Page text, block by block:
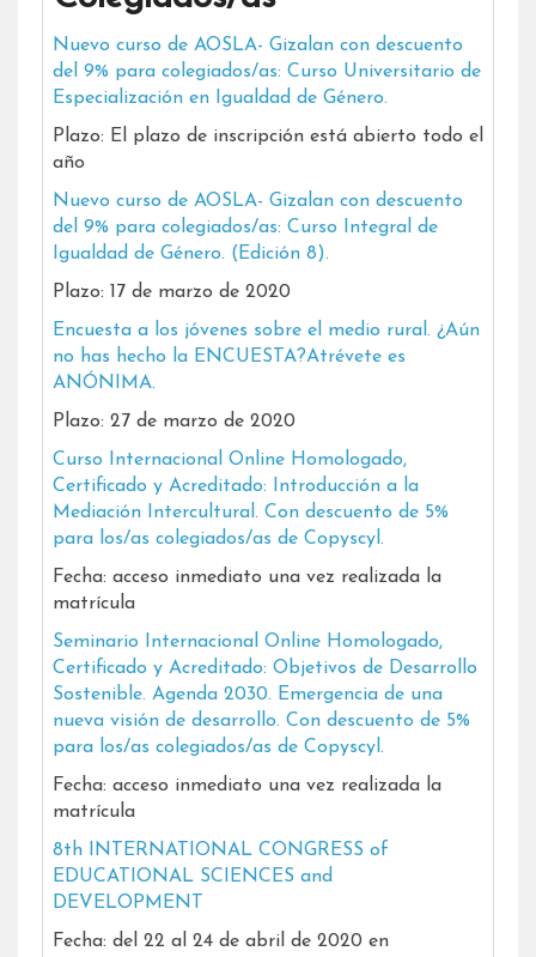
Nuevo curso de AOSLA- Gizalan con descuento
del 9% para colegiados/as: Curso Universitario de
Especialización en Igualdad de Género.
Plazo: El plazo de inscripción está abierto todo el
año
Nuevo curso de AOSLA- Gizalan con descuento
del 9% para colegiados/as: Curso Integral de
Igualdad de Género. (Edición 8).
Plazo: 17 de marzo de 2020
Encuesta a los jóvenes sobre el medio rural. ¿Aún
no has hecho la ENCUESTA?Atrévete es
ANÓNIMA.
Plazo: 27 de marzo de 2020
Curso Internacional Online Homologado,
Certificado y Acreditado: Introducción a la
Mediación Intercultural. Con descuento de 5%
para los/as colegiados/as de Copyscyl.
Fecha: acceso inmediato una vez realizada la
matrícula
Seminario Internacional Online Homologado,
Certificado y Acreditado: Objetivos de Desarrollo
Sostenible. Agenda 2030. Emergencia de una
nueva visión de desarrollo. Con descuento de 5%
para los/as colegiados/as de Copyscyl.
Fecha: acceso inmediato una vez realizada la
matrícula
8th INTERNATIONAL CONGRESS of
EDUCATIONAL SCIENCES and
DEVELOPMENT
Fecha: del 22 al 24 de abril de 2020 en